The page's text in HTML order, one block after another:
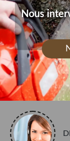
Nous